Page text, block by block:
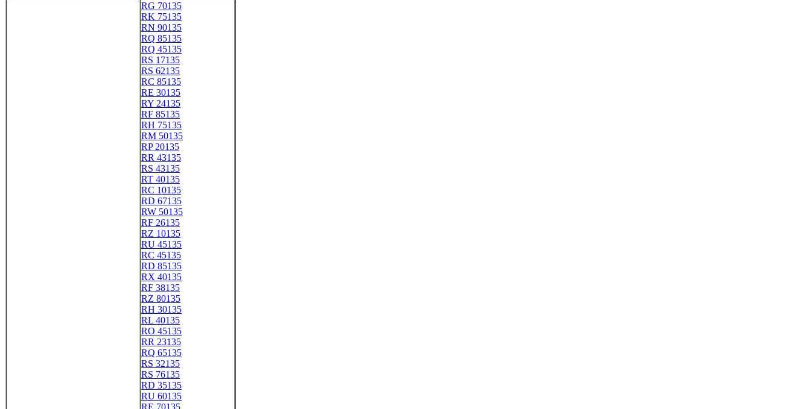
RG 70135
RK 75135
RN 90135
RQ 85135
RQ 45135
RS 17135
RS 62135
RC 85135
RE 30135
RY 24135
RF 85135
RH 75135
RM 50135
RP 20135
RR 43135
RS 43135
RT 40135
RC 10135
RD 67135
RW 50135
RF 26135
RZ 10135
RU 45135
RC 45135
RD 85135
RX 40135
RF 38135
RZ 80135
RH 30135
RL 40135
RO 45135
RR 23135
RQ 65135
RS 32135
RS 76135
RD 35135
RU 60135
RE 70135